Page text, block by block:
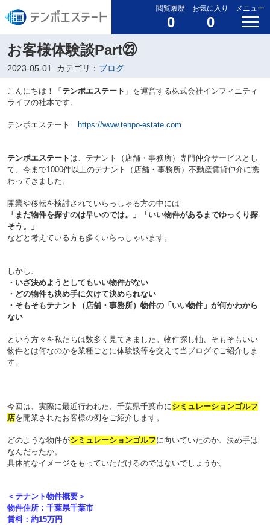
閲覧履歴
0
お気に入り
0
メニュー
お客様体験談Part㉓
2023-05-01 カテゴリ： ブログ
こんにちは！「 テンポエステート 」を運営する株式会社インフィニティ
ライフの社本です。
テンポエステート https://www.tenpo-estate.com
テンポエステート は、テナント（店舗・事務所）専門仲介サービスとし
て、今まで1000件以上のテナント（店舗・事務所）不動産賃貸仲介に携
わってきました。
開業や移転を検討されていらっしゃる方の中には
「まだ物件を探すのは早いのでは。」「いい物件があるまでゆっくり探
そう。」
などと考えている方も多くいらっしゃいます。
しかし、
・いざ決めようとしてもいい物件がない
・どの物件も決め手に欠けて決められない
・そもそもテナント（店舗・事務所）物件の「いい物件」が何かわから
ない
という方々を私たちは数多く見てきました。物件探し軸、そもそもいい
物件とは何なのかを業種ごとに体験談等を交えて当ブログでご紹介しま
す。
今回は、実際に最近行われた、 千葉県千葉市にシミュレーションゴルフ
店を開業されたお客様の例をご紹介します。
どのような物件がシミュレーションゴルフに向いていたのか、決め手は
なんだったか。
具体的なイメージをもっていただけるのではないでしょうか。
＜テナント物件概要＞
物件住所：千葉県千葉市
賃料：約15万円